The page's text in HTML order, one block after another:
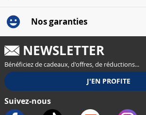
Nos garanties
NEWSLETTER
Bénéficiez de cadeaux, d'offres, de réductions...
Suivez-nous